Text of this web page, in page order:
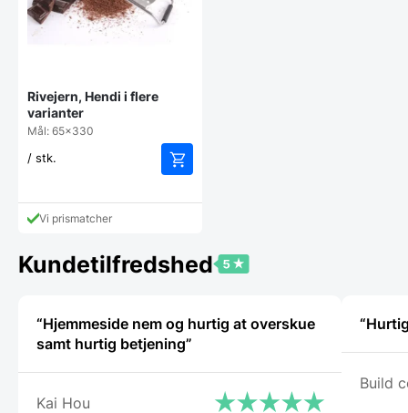
Rivejern, Hendi i flere
varianter
Mål: 65x330
/ stk.
Vi prismatcher
Kundetilfredshed
“Hjemmeside nem og hurtig at overskue
samt hurtig betjening”
Kai Hou
Build